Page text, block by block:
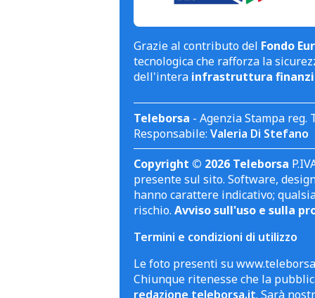
Grazie al contributo del Fondo
tecnologica che rafforza la
dell'intera infrastruttura
Teleborsa - Agenzia Stampa
Responsabile: Valeria Di Stefano
Copyright © 2026 Teleborsa
presente sul sito. Software,
hanno carattere indicativo;
rischio. Avviso sull'uso e sulla
Termini e condizioni di utilizzo
Le foto presenti su
Chiunque ritenesse che la
redazione teleborsa.it. Sarà